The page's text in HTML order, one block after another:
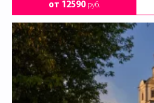
от 12590руб.